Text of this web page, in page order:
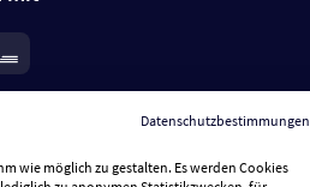
Kühlware zzgl. 0,99 €
7,94 €. Lieferzeit3-
Datenschutzbestimmungen
wie möglich zu gestalten. Es werden Cookies